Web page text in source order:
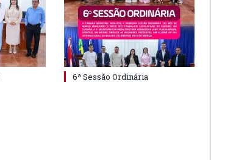
6ª Sessão Ordinária